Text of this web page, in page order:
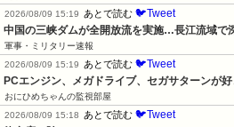
2026/08/09 15:19
あとで読む 🐦Tweet
中国の三峡ダムが全開放流を実施…長江流域で
軍事・ミリタリー速報
2026/08/09 15:19
あとで読む 🐦Tweet
PCエンジン、メガドライブ、セガサターンが
おにひめちゃんの監視部屋
2026/08/09 15:18
あとで読む 🐦Tweet